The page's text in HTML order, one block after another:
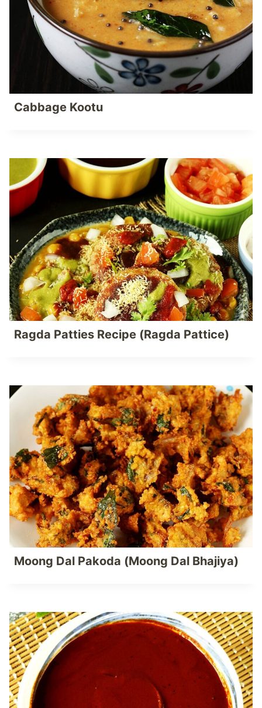
Cabbage Kootu
Ragda Patties Recipe (Ragda Pattice)
Moong Dal Pakoda (Moong Dal Bhajiya)